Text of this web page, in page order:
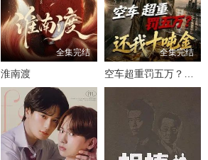
全集完结
淮南渡
全集完结
空车超重罚五万？还我十吨金